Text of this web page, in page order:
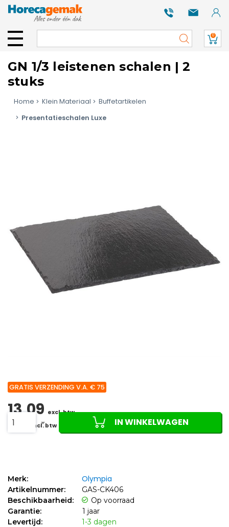
0
GN 1/3 leistenen schalen | 2
stuks
Home Klein Materiaal
Buffetartikelen
Presentatieschalen Luxe
GRATIS VERZENDING V.A. € 75
13,09 excl. btw
15,84 incl. btw
1 IN WINKELWAGEN
Merk: Olympia
Artikelnummer:
GAS-CK406
Beschikbaarheid:
Op voorraad
Garantie:
1 jaar
Levertijd:
1-3 dagen